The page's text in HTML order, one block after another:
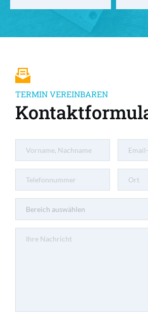
TERMIN VEREINBAREN
Bereich auswählen